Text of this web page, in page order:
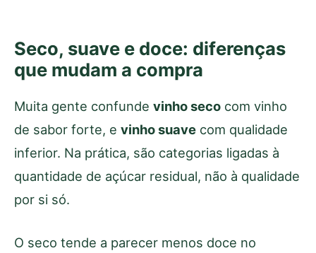
Seco, suave e doce: diferenças
que mudam a compra
Muita gente confunde vinho seco com vinho
de sabor forte, e vinho suave com qualidade
inferior. Na prática, são categorias ligadas à
quantidade de açúcar residual, não à qualidade
por si só.
O seco tende a parecer menos doce no